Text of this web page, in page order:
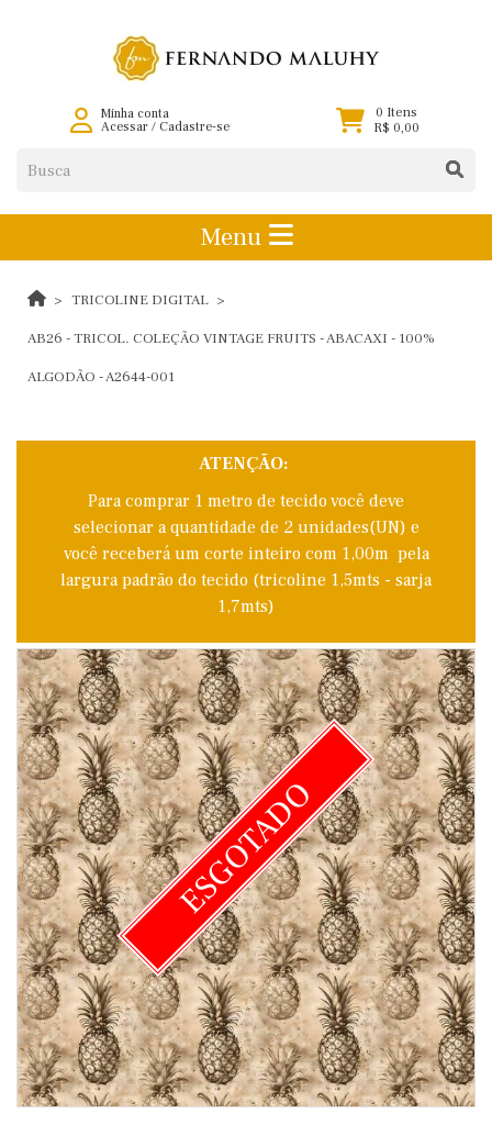
Minha conta
Acessar/ Cadastre-se
0 Itens
R$ 0,00
Menu
TRICOLINE DIGITAL
AB26 - TRICOL. COLEÇÃO VINTAGE FRUITS - ABACAXI - 100%
ALGODÃO - A2644-001
ATENÇÃO:
Para comprar 1 metro de tecido você deve
selecionar a quantidade de 2 unidades(UN) e
você receberá um corte inteiro com 1,00m pela
largura padrão do tecido (tricoline 1,5mts - sarja
1,7mts)
ESGOTADO